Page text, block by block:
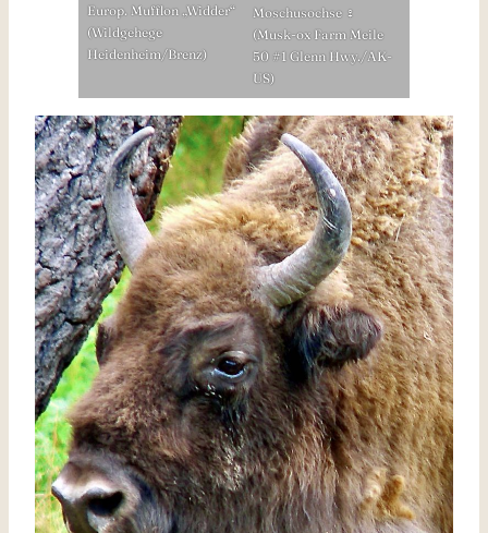
Europ. Mufflon „Widder“
(Wildgehege
Heidenheim/Brenz)
Moschusochse ♀
(Musk-ox Farm Meile
50 #1 Glenn Hwy./AK-
US)